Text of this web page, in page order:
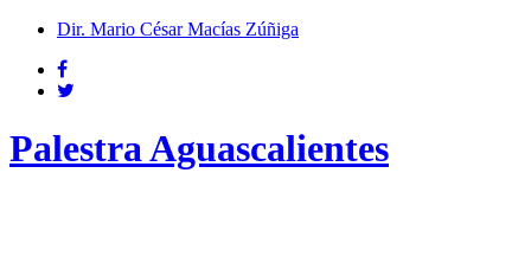
Dir. Mario César Macías Zúñiga
Palestra Aguascalientes